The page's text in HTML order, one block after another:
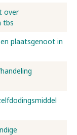
over
tbs
plaatsgenoot in